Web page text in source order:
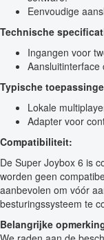
Eenvoudige
Technische
Ingangen voor
Aansluitinterface
Typische
Lokale
Adapter voor
Compatibiliteit:
De Super Joybox 6 is
worden geen
aanbevolen om vóór
besturingssysteem te
Belangrijke